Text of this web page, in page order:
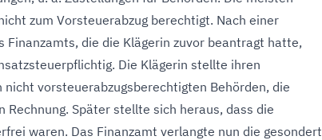
zum Vorsteuerabzug berechtigt. Nach einer
Finanzamts, die die Klägerin zuvor beantragt hatte,
Die Klägerin stellte ihren
nicht vorsteuerabzugsberechtigten Behörden, die
Rechnung. Später stellte sich heraus, dass die
waren. Das Finanzamt verlangte nun die gesondert